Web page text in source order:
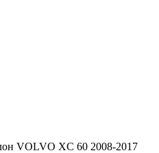
VOLVO XC 60 2008-2017